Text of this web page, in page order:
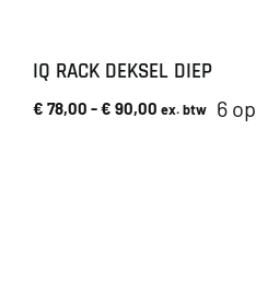
IQ RACK DEKSEL DIEP
€ 78,00 -€ 90,00 Prijsklasse:
ex. btw 6